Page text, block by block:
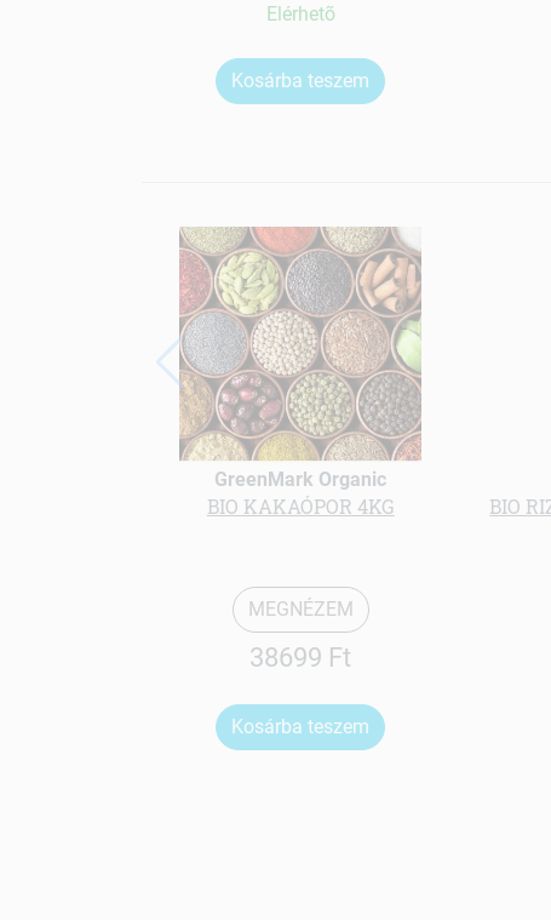
Elérhetõ
Kosárba teszem
GreenMark Organic
BIO KAKAÓPOR 4KG
MEGNÉZEM
38699 Ft
Kosárba teszem
BIO